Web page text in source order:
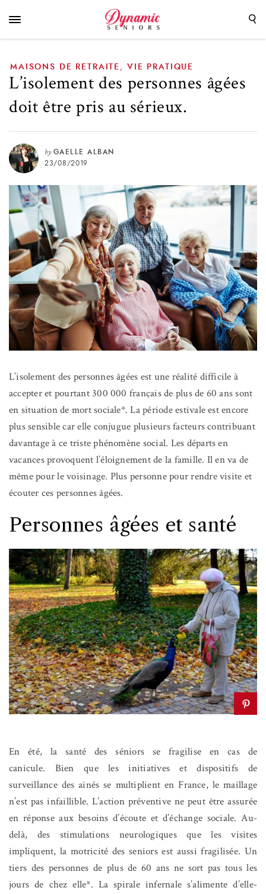
sérieux.
MAISONS DE RETRAITE VIE PRATIQUE
L’isolement des personnes âgées
doit être pris au sérieux.
by GAELLE ALBAN
23/08/2019
L’isolement des personnes âgées est une réalité difficile à
accepter et pourtant 300 000 français de plus de 60 ans sont
en situation de mort sociale*. La période estivale est encore
plus sensible car elle conjugue plusieurs facteurs contribuant
davantage à ce triste phénomène social. Les départs en
vacances provoquent l’éloignement de la famille. Il en va de
même pour le voisinage. Plus personne pour rendre visite et
écouter ces personnes âgées.
Personnes âgées et santé
En été, la santé des séniors se fragilise en cas de
canicule. Bien que les initiatives et dispositifs de
surveillance des ainés se multiplient en France, le maillage
n’est pas infaillible. L’action préventive ne peut être assurée
en réponse aux besoins d’écoute et d’échange sociale. Au-
delà, des stimulations neurologiques que les visites
impliquent, la motricité des seniors est aussi fragilisée. Un
tiers des personnes de plus de 60 ans ne sort pas tous les
jours de chez elle*. La spirale infernale s’alimente d’elle-